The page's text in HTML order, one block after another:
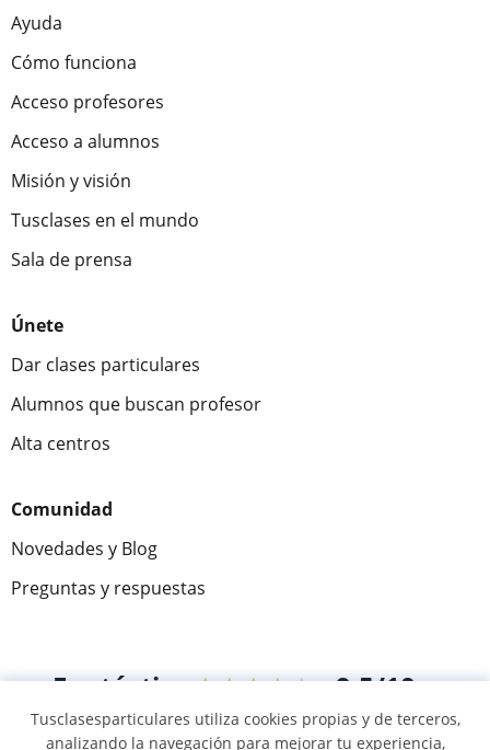
Ayuda
Cómo funciona
Acceso profesores
Acceso a alumnos
Misión y visión
Tusclases en el mundo
Sala de prensa
Únete
Dar clases particulares
Alumnos que buscan profesor
Alta centros
Comunidad
Novedades y Blog
Preguntas y respuestas
Fantástica★★★★★ 9,5/10
305915 opiniones de alumnos
Tusclasesparticulares utiliza cookies propias y de terceros,
analizando la navegación para mejorar tu experiencia,